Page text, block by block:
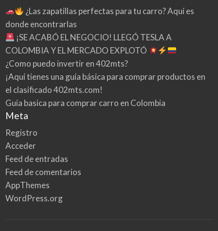
¿Las zapatillas perfectas para tu carro? Aquí es
donde encontrarlas
¡SE ACABÓ EL NEGOCIO! LLEGÓ TESLA A
COLOMBIA Y EL MERCADO EXPLOTÓ
¿Como puedo invertir en 402mts?
¡Aquí tienes una guía básica para comprar productos en
el clasificado 402mts.com!
Guia basica para comprar carro en Colombia
Meta
Registro
Acceder
Feed de entradas
Feed de comentarios
AppThemes
WordPress.org